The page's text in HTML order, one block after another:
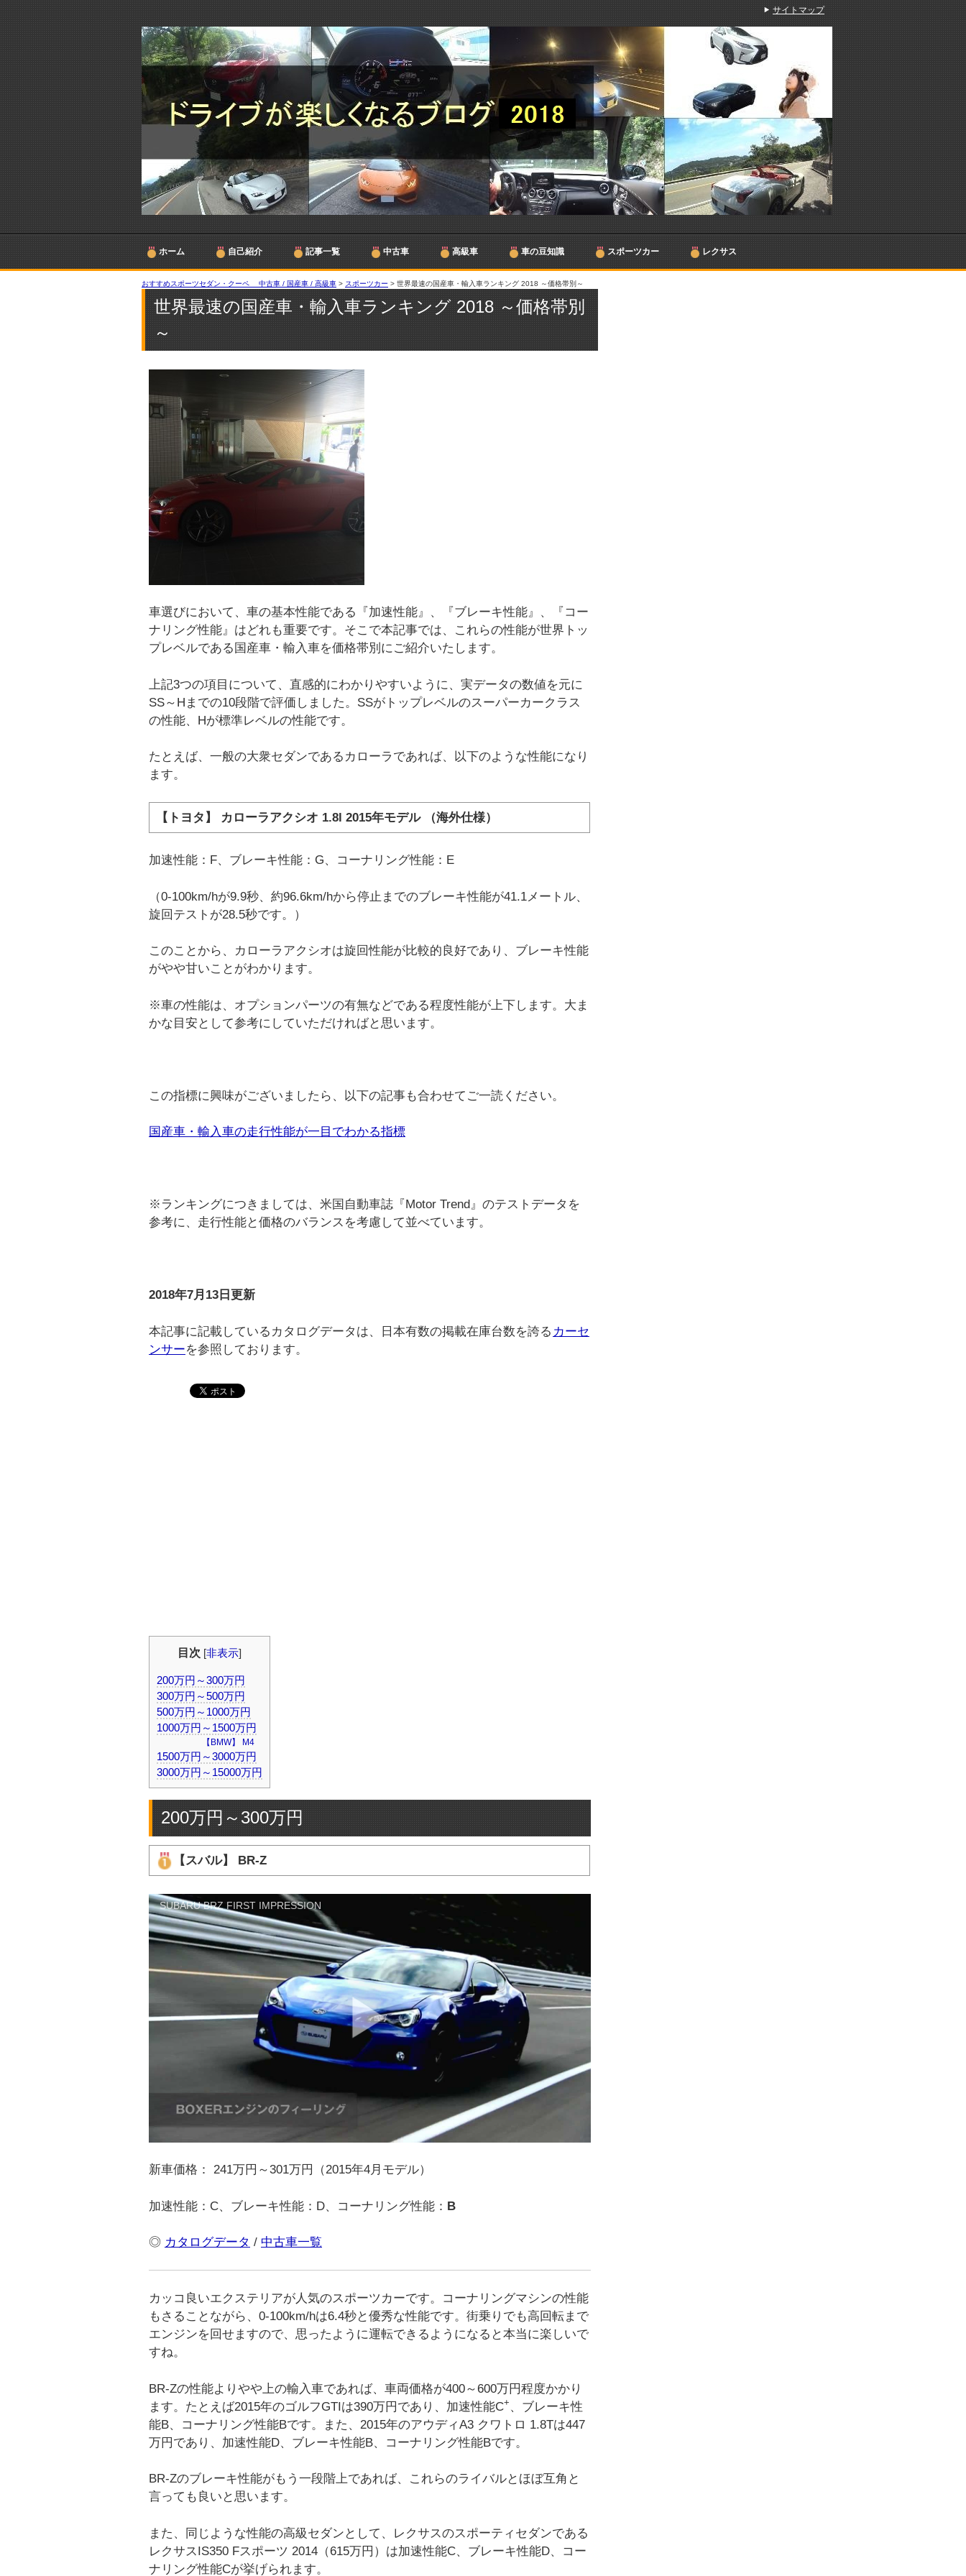
ホーム 自己紹介 記事一覧 中古車 高級車 車の豆知識 スポーツカー レクサス
おすすめスポーツセダン・クーペ 中古車 / 国産車 / 高級車 > スポーツカー > 世界最速の国産車・輸入車ランキング 2018 ～価格帯別～
世界最速の国産車・輸入車ランキング 2018 ～価格帯別
～
車選びにおいて、車の基本性能である『加速性能』、『ブレーキ性能』、『コー
ナリング性能』はどれも重要です。そこで本記事では、これらの性能が世界トッ
プレベルである国産車・輸入車を価格帯別にご紹介いたします。
上記3つの項目について、直感的にわかりやすいように、実データの数値を元に
SS～Hまでの10段階で評価しました。SSがトップレベルのスーパーカークラス
の性能、Hが標準レベルの性能です。
たとえば、一般の大衆セダンであるカローラであれば、以下のような性能になり
ます。
【トヨタ】 カローラアクシオ 1.8l 2015年モデル （海外仕様）
加速性能：F、ブレーキ性能：G、コーナリング性能：E
（0-100km/hが9.9秒、約96.6km/hから停止までのブレーキ性能が41.1メートル、
旋回テストが28.5秒です。）
このことから、カローラアクシオは旋回性能が比較的良好であり、ブレーキ性能
がやや甘いことがわかります。
※車の性能は、オプションパーツの有無などである程度性能が上下します。大ま
かな目安として参考にしていただければと思います。
この指標に興味がございましたら、以下の記事も合わせてご一読ください。
国産車・輸入車の走行性能が一目でわかる指標
※ランキングにつきましては、米国自動車誌『Motor Trend』のテストデータを
参考に、走行性能と価格のバランスを考慮して並べています。
2018年7月13日更新
本記事に記載しているカタログデータは、日本有数の掲載在庫台数を誇る カーセ
ンサーを参照しております。
目次 [非表示]
200万円～300万円
300万円～500万円
500万円～1000万円
1000万円～1500万円
【BMW】 M4
1500万円～3000万円
3000万円～15000万円
200万円～300万円
【スバル】 BR-Z
SUBARU BRZ FIRST IMPRESSION
新車価格： 241万円～301万円（2015年4月モデル）
加速性能：C、ブレーキ性能：D、コーナリング性能： B
◎ カタログデータ / 中古車一覧
カッコ良いエクステリアが人気のスポーツカーです。コーナリングマシンの性能
もさることながら、0-100km/hは6.4秒と優秀な性能です。街乗りでも高回転まで
エンジンを回せますので、思ったように運転できるようになると本当に楽しいで
すね。
BR-Zの性能よりやや上の輸入車であれば、車両価格が400～600万円程度かかり
ます。たとえば2015年のゴルフGTIは390万円であり、加速性能C+ 、ブレーキ性
能B、コーナリング性能Bです。また、2015年のアウディA3 クワトロ 1.8Tは447
万円であり、加速性能D、ブレーキ性能B、コーナリング性能Bです。
BR-Zのブレーキ性能がもう一段階上であれば、これらのライバルとほぼ互角と
言っても良いと思います。
また、同じような性能の高級セダンとして、レクサスのスポーティセダンである
レクサスIS350 Fスポーツ 2014（615万円）は加速性能C、ブレーキ性能D、コー
ナリング性能Cが挙げられます。
サイトマップ